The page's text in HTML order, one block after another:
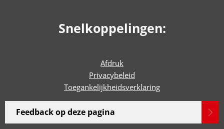
Snelkoppelingen:
Afdruk
Privacybeleid
Toegankelijkheidsverklaring
Feedback op deze pagina